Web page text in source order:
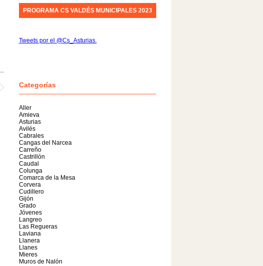
PROGRAMA CS VALDÉS MUNICIPALES 2023
Tweets por el @Cs_Asturias.
Categorías
Aller
Amieva
Asturias
Avilés
Cabrales
Cangas del Narcea
Carreño
Castrillón
Caudal
Colunga
Comarca de la Mesa
Corvera
Cudillero
Gijón
Grado
Jóvenes
Langreo
Las Regueras
Laviana
Llanera
Llanes
Mieres
Muros de Nalón